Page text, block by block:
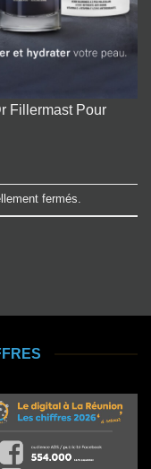
Fillermast Pour
fermés.